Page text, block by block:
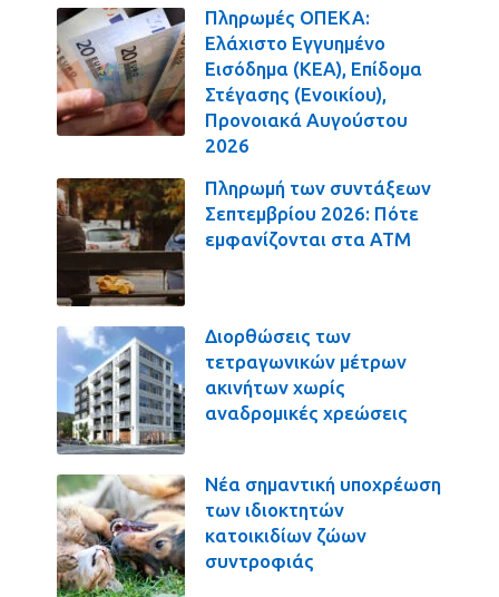
Πληρωμές ΟΠΕΚΑ:
Ελάχιστο Εγγυημένο
Εισόδημα (ΚΕΑ), Επίδομα
Στέγασης (Ενοικίου),
Προνοιακά Αυγούστου
2026
Πληρωμή των συντάξεων
Σεπτεμβρίου 2026: Πότε
εμφανίζονται στα ΑΤΜ
Διορθώσεις των
τετραγωνικών μέτρων
ακινήτων χωρίς
αναδρομικές χρεώσεις
Νέα σημαντική υποχρέωση
των ιδιοκτητών
κατοικιδίων ζώων
συντροφιάς